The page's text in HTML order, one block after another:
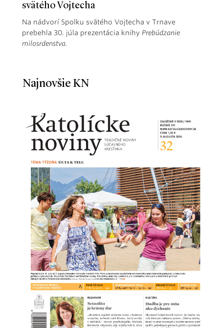
svätého Vojtecha
Na nádvorí Spolku svätého Vojtecha v Trnave
prebehla 30. júla prezentácia knihy Prebúdzanie
milosrdenstva.
Najnovšie KN